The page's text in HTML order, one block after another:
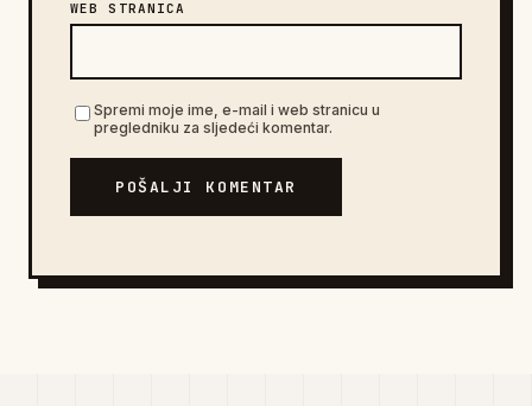
WEB STRANICA
Spremi moje ime, e-mail i web stranicu u
pregledniku za sljedeći komentar.
POŠALJI KOMENTAR